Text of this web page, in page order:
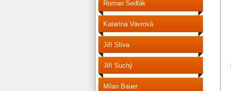
Roman Sedlák
Katarína Vavrová
Jiří Slíva
Jiří Suchý
Milan Bauer